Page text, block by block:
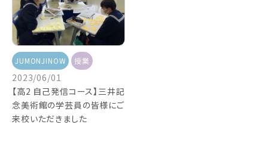
JUMONJINOW 授業
2023/06/01
【高2 自己発信コース】三井記
念美術館の学芸員の皆様にご
来校いただきました